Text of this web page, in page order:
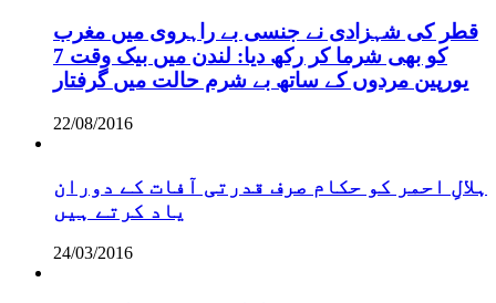
قطر کی شہزادی نے جنسی بے راہروی میں مغرب
کو بھی شرما کر رکھ دیا: لندن میں بیک وقت 7
یورپین مردوں کے ساتھ بے شرم حالت میں گرفتار
22/08/2016
ہلالِ احمر کو حکام صرف قدرتی آفات کے دوران
یاد کرتے ہیں
24/03/2016